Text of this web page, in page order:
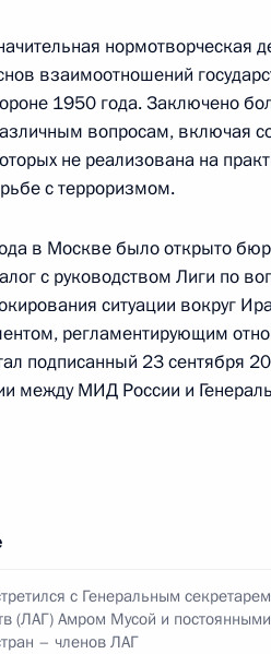
поручения
единый
центр
по развитию
при Президенте
взаимоотношений
1950 года. Заключено
вопросам, включая
не реализована на
с терроризмом.
в Москве было открыто
с руководством Лиги по
ситуации вокруг
регламентирующим
подписанный 23 сентября
между МИД России и
с Генеральным
(ЛАГ) Амром Мусой и постоянными
– членов ЛАГ